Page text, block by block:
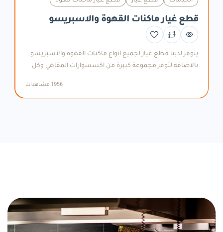
قطع غيار ماكنات القهوة والاسبريسو
يتوفر لدينا قطع غيار لجميع انواع ماكنات القهوة والاسبريسو ,
بالاضافة لتوفر مجموعة كبيرة من اكسسوارات المقاهي وكل
1956 مشاهدات